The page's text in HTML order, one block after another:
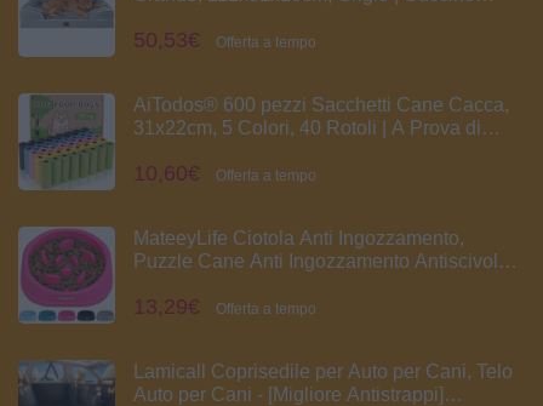
Letto per Cani con tre Lati Rialzati
50,53€ Offerta a tempo
AiTodos® 600 pezzi Sacchetti Cane Cacca,
31x22cm, 5 Colori, 40 Rotoli | A Prova di
profumo, Facili da Staccare, Adatto a
10,60€ Offerta a tempo
MateeyLife Ciotola Anti Ingozzamento,
Puzzle Cane Anti Ingozzamento Antiscivolo,
(Rosa 15,24 cm)
13,29€ Offerta a tempo
Lamicall Coprisedile per Auto per Cani, Telo
Auto per Cani - [Migliore Antistrappi]